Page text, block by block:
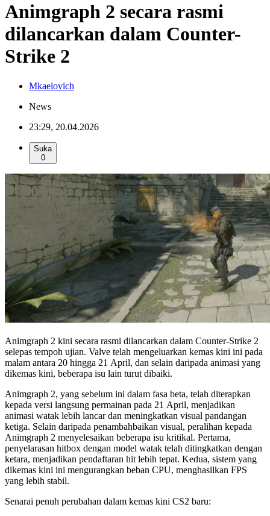
Animgraph 2 secara rasmi
dilancarkan dalam Counter-
Strike 2
Mkaelovich
News
23:29, 20.04.2026
Suka
0
Animgraph 2 kini secara rasmi dilancarkan dalam Counter-Strike 2
selepas tempoh ujian. Valve telah mengeluarkan kemas kini ini pada
malam antara 20 hingga 21 April, dan selain daripada animasi yang
dikemas kini, beberapa isu lain turut dibaiki.
Animgraph 2, yang sebelum ini dalam fasa beta, telah diterapkan
kepada versi langsung permainan pada 21 April, menjadikan
animasi watak lebih lancar dan meningkatkan visual pandangan
ketiga. Selain daripada penambahbaikan visual, peralihan kepada
Animgraph 2 menyelesaikan beberapa isu kritikal. Pertama,
penyelarasan hitbox dengan model watak telah ditingkatkan dengan
ketara, menjadikan pendaftaran hit lebih tepat. Kedua, sistem yang
dikemas kini ini mengurangkan beban CPU, menghasilkan FPS
yang lebih stabil.
Senarai penuh perubahan dalam kemas kini CS2 baru: